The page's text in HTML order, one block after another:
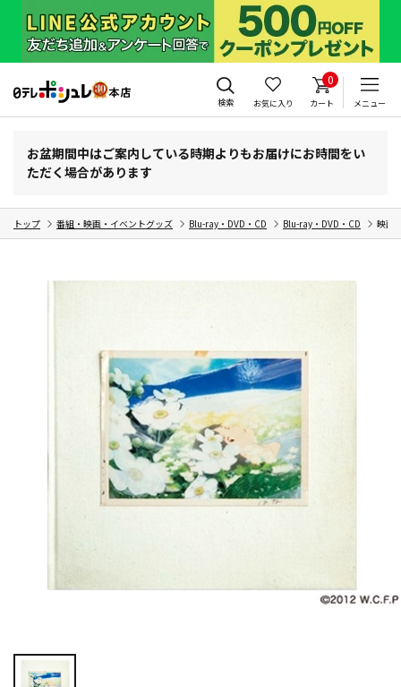
検索 お気に入り
0
カート メニュー
お盆期間中はご案内している時期よりもお届けにお時間をい
ただく場合があります
トップ 番組・映画・イベントグッズ Blu-ray・DVD・CD Blu-ray・DVD・CD 映画